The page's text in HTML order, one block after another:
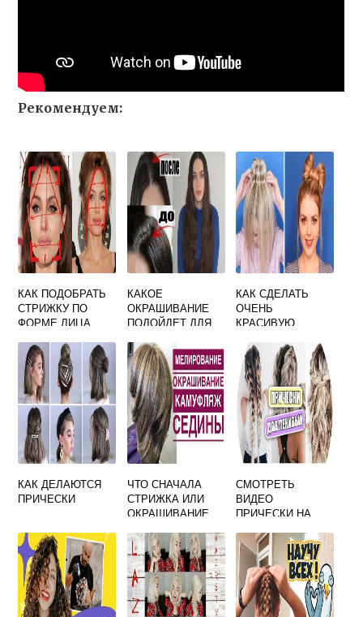
Рекомендуем:
КАК ПОДОБРАТЬ
СТРИЖКУ ПО
ФОРМЕ ЛИЦА
ОНЛАЙН НА
ТЕЛЕФОНЕ
КАКОЕ
ОКРАШИВАНИЕ
ПОДОЙДЕТ ДЛЯ
КАК СДЕЛАТЬ
ОЧЕНЬ
КРАСИВУЮ
КАК ДЕЛАЮТСЯ
ПРИЧЕСКИ
ЧТО СНАЧАЛА
СТРИЖКА ИЛИ
ОКРАШИВАНИЕ
СМОТРЕТЬ
ВИДЕО
ПРИЧЕСКИ НА
ВОЛОСЫ